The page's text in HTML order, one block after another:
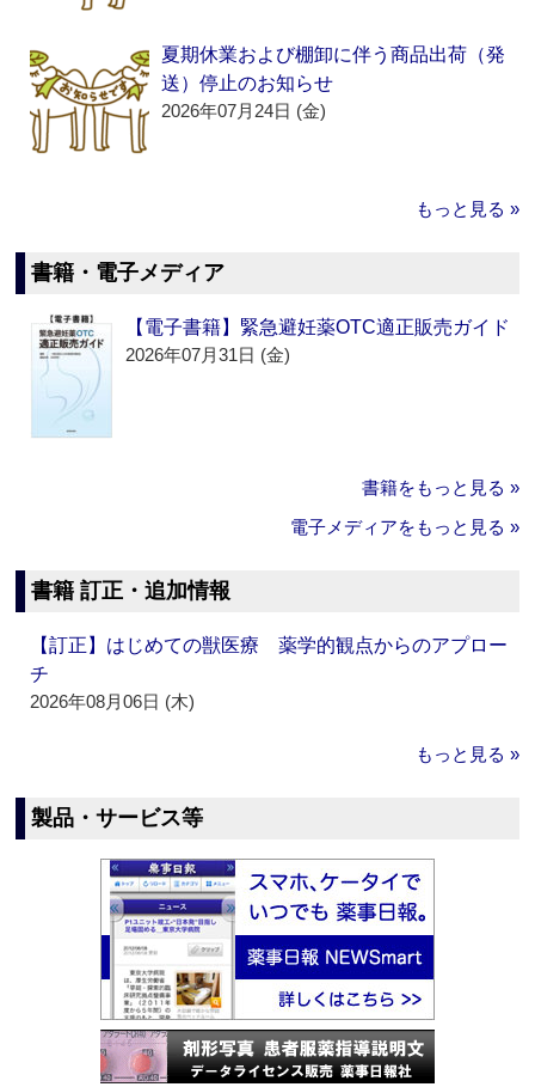
夏期休業および棚卸に伴う商品出荷（発
送）停止のお知らせ
2026年07月24日 (金)
もっと見る »
書籍・電子メディア
【電子書籍】緊急避妊薬OTC適正販売ガイド
2026年07月31日 (金)
書籍をもっと見る »
電子メディアをもっと見る »
書籍 訂正・追加情報
【訂正】はじめての獣医療 薬学的観点からのアプロー
チ
2026年08月06日 (木)
もっと見る »
製品・サービス等